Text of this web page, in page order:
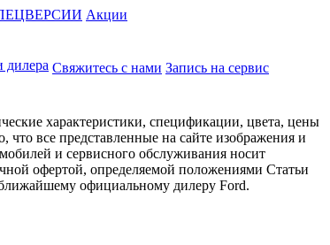
Акции
дилера Свяжитесь с нами Запись на сервис
характеристики, спецификации, цвета, цены
все представленные на сайте изображения и
и сервисного обслуживания носит
офертой, определяемой положениями Статьи
официальному дилеру Ford.